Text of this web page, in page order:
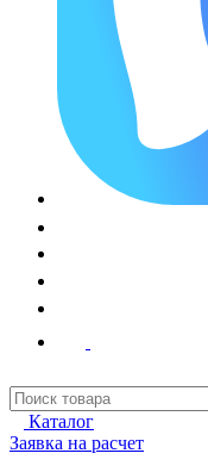
Каталог
Заявка на расчет